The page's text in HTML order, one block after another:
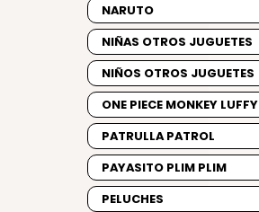
NARUTO
NIÑAS OTROS JUGUETES
NIÑOS OTROS JUGUETES
ONE PIECE MONKEY LUFFY
PATRULLA PATROL
PAYASITO PLIM PLIM
PELUCHES